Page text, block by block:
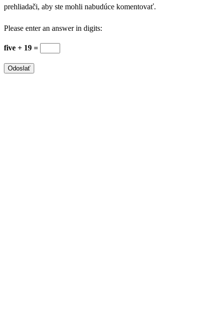
prehliadači, aby ste mohli nabudúce komentovať.
Please enter an answer in digits:
five + 19 =